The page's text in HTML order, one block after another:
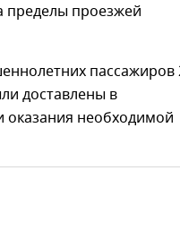
пределы проезжей
пассажиров
доставлены в
оказания необходимой